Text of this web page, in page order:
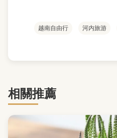
越南自由行 河内旅游
相關推薦